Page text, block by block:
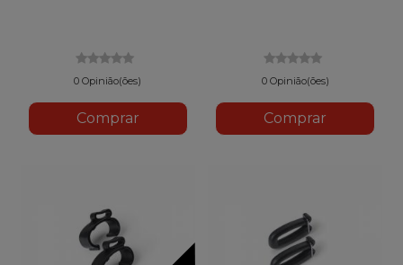
0 Opinião(ões)
Comprar
0 Opinião(ões)
Comprar